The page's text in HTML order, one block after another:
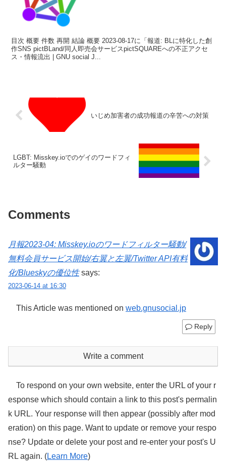
目次 概要 件数 再開 結論 概要 2023-08-17に「報道: BLに特化した創
作SNS pictBLand/同人即売会サービスpictSQUAREへの不正アクセ
ス・情報流出 | GNU social J...
いじめ加害者の成功報道の辛苦への対策
LGBT: Misskey.ioでのゲイのワードフィ
ルター騒動
Comments
月報2023-04: Misskey.ioのワードフィルター騒動/
無料会員サービス開始/右翼と左翼/Twitter API有料
化/Blueskyの優位性 says:
2023-06-14 at 16:30
This Article was mentioned on web.gnusocial.jp
Reply
Write a comment
To respond on your own website, enter the URL of your r
esponse which should contain a link to this post's permalin
k URL. Your response will then appear (possibly after mod
eration) on this page. Want to update or remove your respo
nse? Update or delete your post and re-enter your post's U
RL again. (Learn More)